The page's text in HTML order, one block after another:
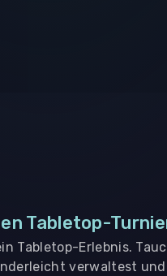
Tabletop-
Tabletop-Erlebnis.
verwaltest